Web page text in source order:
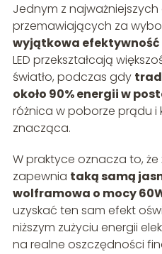
Jednym z
przemawiających za
wyjątkowa
LED przekształcają
światło, podczas gdy
około 90% energii w
różnica w poborze prądu
znacząca.
W praktyce oznacza to, że
zapewnia taką samą
wolframowa o mocy
uzyskać ten sam efekt
niższym zużyciu energii
na realne oszczędności